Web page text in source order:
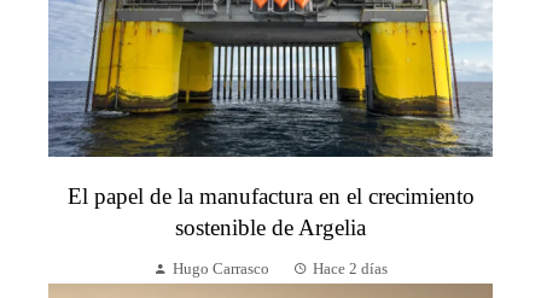
El papel de la manufactura en el crecimiento
sostenible de Argelia
Hugo Carrasco Hace 2 días